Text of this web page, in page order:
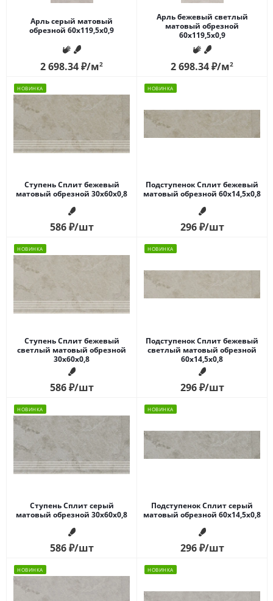
Арль серый матовый
обрезной 60x119,5x0,9
2 698.34₽/м2
Арль бежевый светлый
матовый обрезной
60x119,5x0,9
2 698.34₽/м2
НОВИНКА
Ступень Сплит бежевый
матовый обрезной 30x60x0,8
586₽/шт
НОВИНКА
Подступенок Сплит бежевый
матовый обрезной 60x14,5x0,8
296₽/шт
НОВИНКА
Ступень Сплит бежевый
светлый матовый обрезной
30x60x0,8
586₽/шт
НОВИНКА
Подступенок Сплит бежевый
светлый матовый обрезной
60x14,5x0,8
296₽/шт
НОВИНКА
Ступень Сплит серый
матовый обрезной 30x60x0,8
586₽/шт
НОВИНКА
Подступенок Сплит серый
матовый обрезной 60x14,5x0,8
296₽/шт
НОВИНКА НОВИНКА